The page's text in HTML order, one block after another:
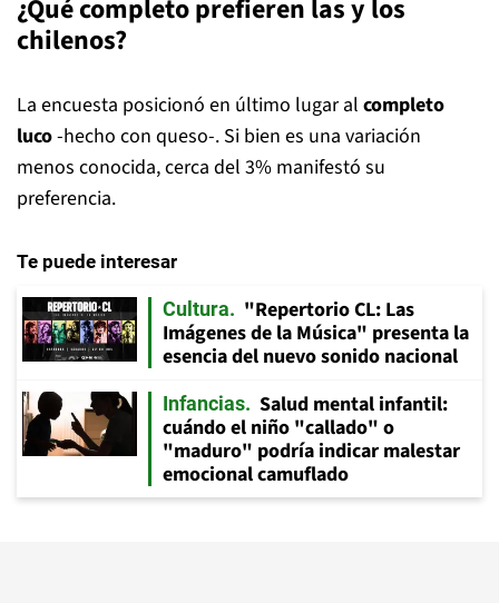
¿Qué completo prefieren las y los
chilenos?
La encuesta posicionó en último lugar al completo
luco-hecho con queso-. Si bien es una variación
menos conocida, cerca del 3% manifestó su
preferencia.
Te puede interesar
Cultura
"Repertorio CL: Las
Imágenes de la Música" presenta la
esencia del nuevo sonido nacional
Infancias
Salud mental infantil:
cuándo el niño "callado" o
"maduro" podría indicar malestar
emocional camuflado